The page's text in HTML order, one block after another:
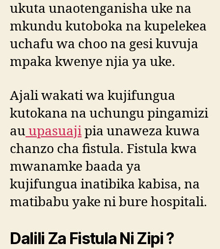
ukuta unaotenganisha uke na
mkundu kutoboka na kupelekea
uchafu wa choo na gesi kuvuja
mpaka kwenye njia ya uke.
Ajali wakati wa kujifungua
kutokana na uchungu pingamizi
au upasuajipia unaweza kuwa
chanzo cha fistula. Fistula kwa
mwanamke baada ya
kujifungua inatibika kabisa, na
matibabu yake ni bure hospitali.
Dalili Za Fistula Ni Zipi ?